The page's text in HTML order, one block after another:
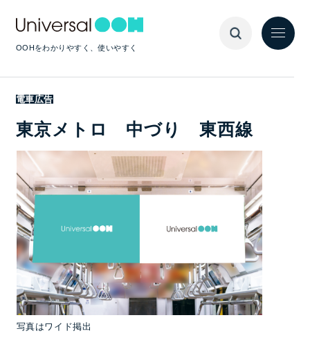
OOHをわかりやすく、使いやすく
電車広告
東京メトロ 中づり 東西線
写真はワイド掲出